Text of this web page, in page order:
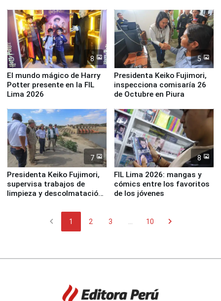
la UGEL 2
Derecho Colectivo"
8
El mundo mágico de Harry
Potter presente en la FIL
Lima 2026
5
Presidenta Keiko Fujimori,
inspecciona comisaría 26
de Octubre en Piura
7
Presidenta Keiko Fujimori,
supervisa trabajos de
limpieza y descolmatación
8
FIL Lima 2026: mangas y
cómics entre los favoritos
de los jóvenes
chevron_left 1 2 3 10 chevron_right